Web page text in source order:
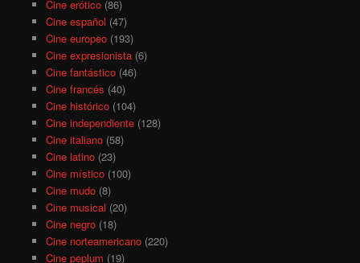
Cine erótico(86)
Cine español (47)
Cine europeo(193)
Cine expresionista(6)
Cine fantástico(46)
Cine francés (40)
Cine histórico(104)
Cine independiente(128)
Cine italiano(58)
Cine latino(23)
Cine místico(100)
Cine mudo(8)
Cine musical (20)
Cine negro(18)
Cine norteamericano(220)
Cine peplum (19)